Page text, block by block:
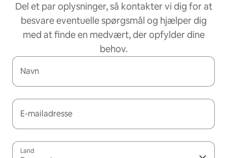
Del et par oplysninger, så kontakter vi dig for at
besvare eventuelle spørgsmål og hjælper dig
med at finde en medvært, der opfylder dine
behov.
Navn
E-mailadresse
Land